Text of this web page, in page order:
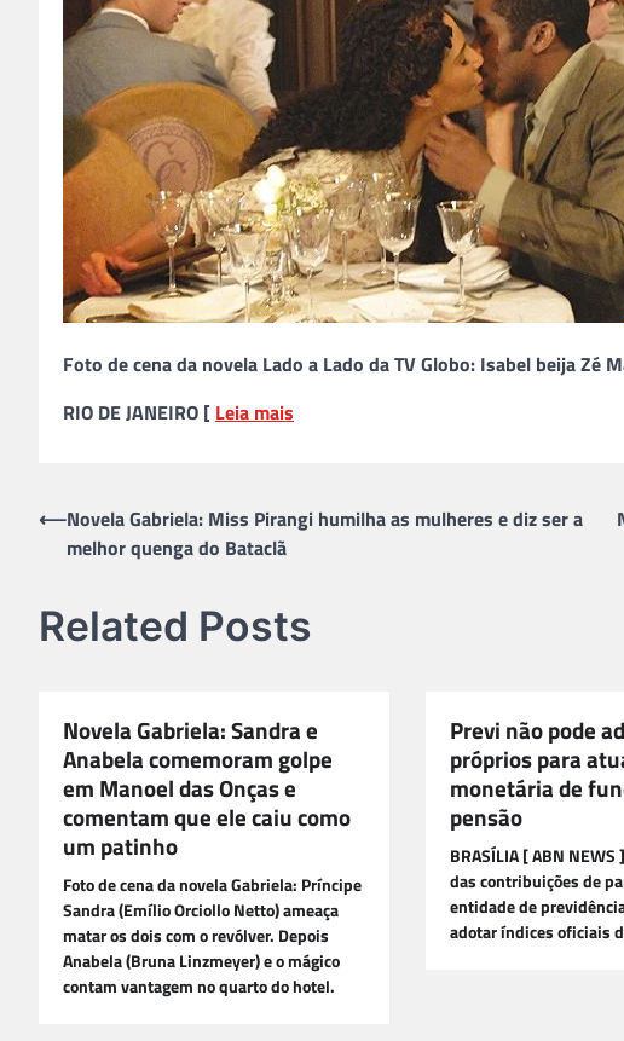
Foto de cena da novela Lado a Lado da TV Globo: Isabel beija
RIO DE JANEIRO [ Leia mais
Navegação
⟵Novela Gabriela: Miss Pirangi humilha as mulheres e diz ser a
melhor quenga do Bataclã
Related Posts
Novela Gabriela: Sandra e
Anabela comemoram golpe
em Manoel das Onças e
comentam que ele caiu como
um patinho
Foto de cena da novela Gabriela: Príncipe
Sandra (Emílio Orciollo Netto) ameaça
matar os dois com o revólver. Depois
Anabela (Bruna Linzmeyer) e o mágico
contam vantagem no quarto do hotel.
Previ não pode
próprios para
monetária de
pensão
BRASÍLIA [ ABN
das contribuições de
entidade de
adotar índices oficiais